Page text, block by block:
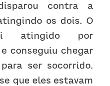
contra a
os dois. O
atingido por
conseguiu chegar
ser socorrido.
que eles estavam